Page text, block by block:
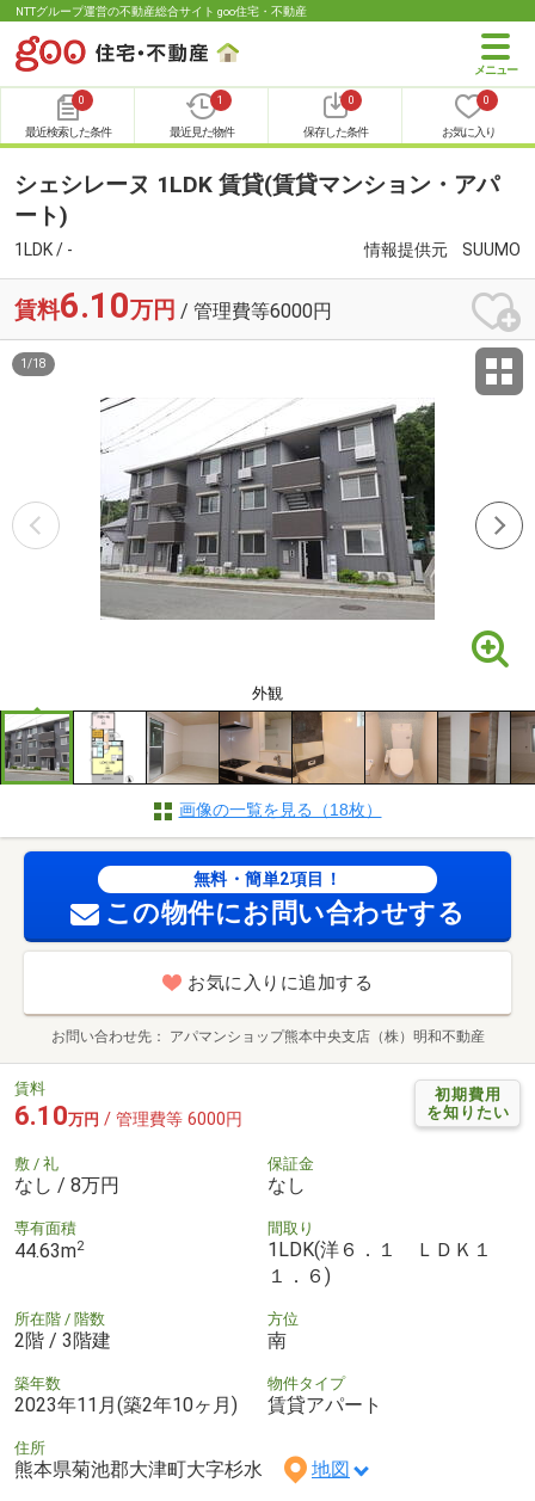
NTTグループ運営の不動産総合サイト goo住宅・不動産
0
最近検索した条件
1
最近見た物件
0
保存した条件
0
お気に入り
シェシレーヌ 1LDK 賃貸(賃貸マンション・アパ
ート)
1LDK / - 情報提供元 SUUMO
賃料6.10万円 / 管理費等6000円
外観
1 /18
画像の一覧を見る（18枚）
無料・簡単2項目！
この物件にお問い合わせする
お気に入りに追加する
お問い合わせ先 アパマンショップ熊本中央支店（株）明和不動産
初期費用
を知りたい
賃料
6.10万円 / 管理費等 6000円
敷 / 礼
なし / 8万円
保証金
なし
専有面積
44.63m2
間取り
1LDK(洋６．１ ＬＤＫ１
１．６)
所在階 / 階数
2階 / 3階建
方位
南
築年数
2023年11月(築2年10ヶ月)
物件タイプ
賃貸アパート
住所
熊本県菊池郡大津町大字杉水 地図